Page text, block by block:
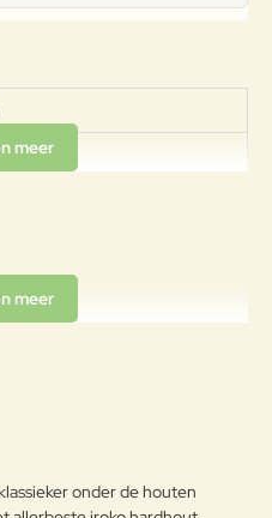
geschikt voor de
product lange tijd in
onder de houten